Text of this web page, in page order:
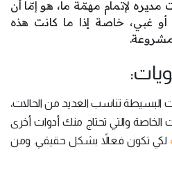
لإتمام مهمّة ما، هو إمّا أن
خاصة إذا ما كانت هذه
البسيطة تناسب العديد من الحالات،
الخاصة والتي تحتاج منك أدوات أخرى
لكي تكون فعالاً بشكل حقيقي. ومن